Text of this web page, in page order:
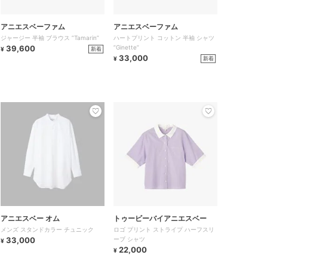
アニエスベーファム
ジャージー 半袖 ブラウス ”Tamarin”
¥ 39,600 新着
アニエスベーファム
ハートプリント コットン 半袖 シャツ
”Ginette”
¥ 33,000 新着
アニエスベー オム
メンズ スタンドカラー チュニック
¥ 33,000
トゥービーバイアニエスベー
ロゴ プリント ストライプ ハーフスリ
ーブ シャツ
¥ 22,000